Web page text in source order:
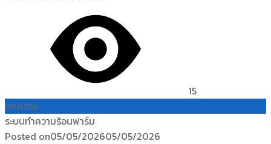
15
บทความ
ระบบทำความร้อนฟาร์ม
Posted on05/05/202605/05/2026